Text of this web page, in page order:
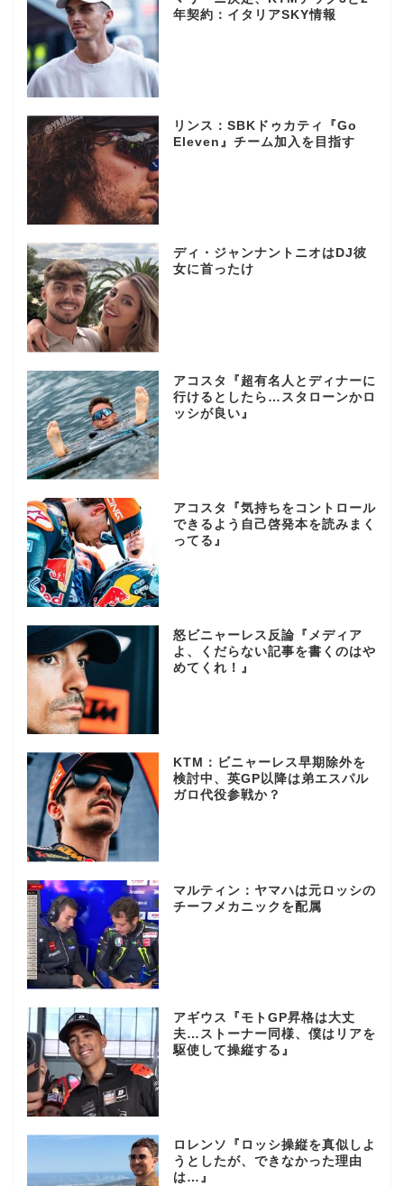
年契約：イタリアSKY情報
リンス：SBKドゥカティ『Go
Eleven』チーム加入を目指す
ディ・ジャンナントニオはDJ彼
女に首ったけ
アコスタ『超有名人とディナーに
行けるとしたら…スタローンかロ
ッシが良い』
アコスタ『気持ちをコントロール
できるよう自己啓発本を読みまく
ってる』
怒ビニャーレス反論『メディア
よ、くだらない記事を書くのはや
めてくれ！』
KTM：ビニャーレス早期除外を
検討中、英GP以降は弟エスパル
ガロ代役参戦か？
マルティン：ヤマハは元ロッシの
チーフメカニックを配属
アギウス『モトGP昇格は大丈
夫…ストーナー同様、僕はリアを
駆使して操縦する』
ロレンソ『ロッシ操縦を真似しよ
うとしたが、できなかった理由
は…』